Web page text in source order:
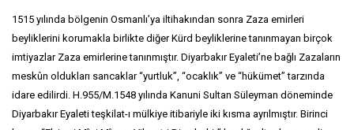
1515 yılında bölgenin Osmanlı’ya iltihakından sonra Zaza emirleri
beyliklerini korumakla birlikte diğer Kürd beyliklerine tanınmayan birçok
imtiyazlar Zaza emirlerine tanınmıştır. Diyarbakır Eyaleti’ne bağlı Zazaların
meskûn oldukları sancaklar “yurtluk”, “ocaklık” ve “hükümet” tarzında
idare edilirdi. H.955/M.1548 yılında Kanuni Sultan Süleyman döneminde
Diyarbakır Eyaleti teşkilat-ı mülkiye itibariyle iki kısma ayrılmıştır. Birinci